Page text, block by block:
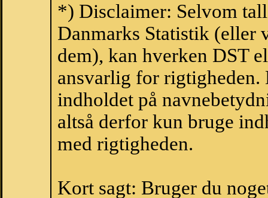
*) Disclaimer: Selvom
Danmarks Statistik (eller
dem), kan hverken DST
ansvarlig for
indholdet på
altså derfor kun bruge
med rigtigheden.
Kort sagt: Bruger du